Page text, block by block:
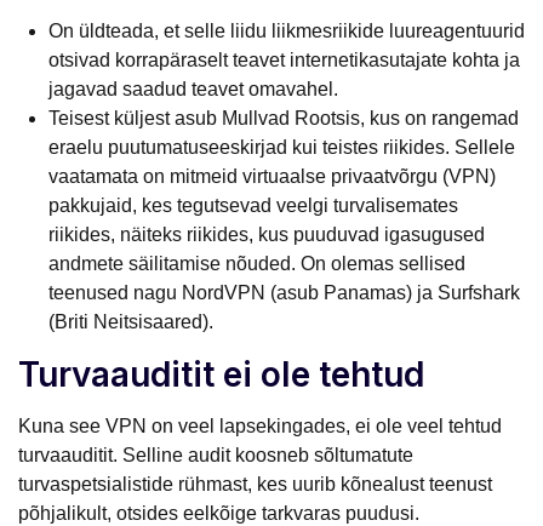
On üldteada, et selle liidu liikmesriikide luureagentuurid
otsivad korrapäraselt teavet internetikasutajate kohta ja
jagavad saadud teavet omavahel.
Teisest küljest asub Mullvad Rootsis, kus on rangemad
eraelu puutumatuseeskirjad kui teistes riikides. Sellele
vaatamata on mitmeid virtuaalse privaatvõrgu (VPN)
pakkujaid, kes tegutsevad veelgi turvalisemates
riikides, näiteks riikides, kus puuduvad igasugused
andmete säilitamise nõuded. On olemas sellised
teenused nagu NordVPN (asub Panamas) ja Surfshark
(Briti Neitsisaared).
Turvaauditit ei ole tehtud
Kuna see VPN on veel lapsekingades, ei ole veel tehtud
turvaauditit. Selline audit koosneb sõltumatute
turvaspetsialistide rühmast, kes uurib kõnealust teenust
põhjalikult, otsides eelkõige tarkvaras puudusi.